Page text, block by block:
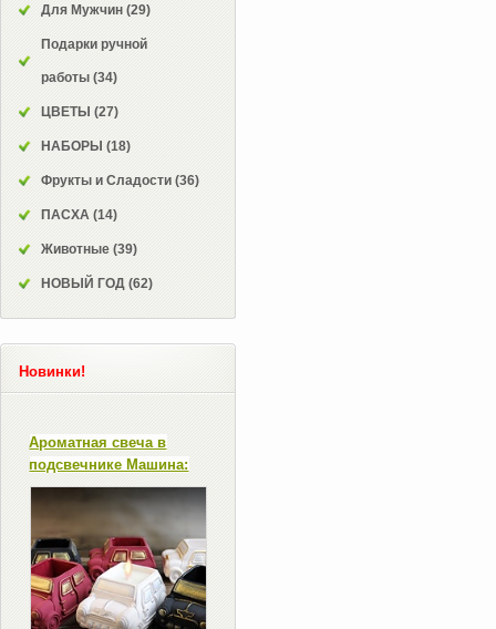
Для Мужчин (29)
Подарки ручной
работы (34)
ЦВЕТЫ (27)
НАБОРЫ (18)
Фрукты и Сладости (36)
ПАСХА (14)
Животные (39)
НОВЫЙ ГОД (62)
Новинки!
Ароматная свеча в
подсвечнике Машина: